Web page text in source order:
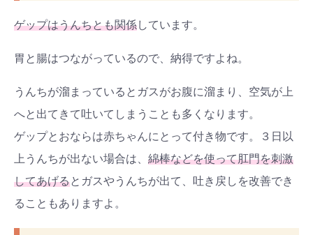
ゲップはうんちとも関係しています。
胃と腸はつながっているので、納得ですよね。
うんちが溜まっているとガスがお腹に溜まり、空気が上
へと出てきて吐いてしまうことも多くなります。
ゲップとおならは赤ちゃんにとって付き物です。３日以
上うんちが出ない場合は、 綿棒などを使って肛門を刺激
してあげるとガスやうんちが出て、吐き戻しを改善でき
ることもありますよ。